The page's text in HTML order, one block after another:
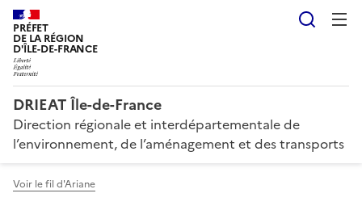
PRÉFET
DE LA RÉGION
D'ÎLE-DE-FRANCE
DRIEAT Île-de-France
Direction régionale et interdépartementale de
l’environnement, de l’aménagement et des transports
Voir le fil d'Ariane